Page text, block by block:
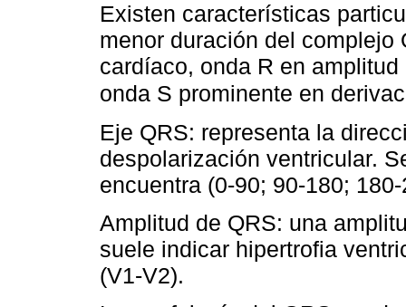
Existen características
menor duración del
cardíaco, onda R en
onda S prominente en
Eje QRS: representa la
despolarización ventricular.
encuentra (0-90; 90-180;
Amplitud de QRS: una
suele indicar hipertrofia
(V1-V2).